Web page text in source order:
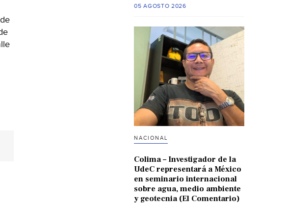
05 AGOSTO 2026
NACIONAL
Colima – Investigador de la
UdeC representará a México
en seminario internacional
sobre agua, medio ambiente
y geotecnia (El Comentario)